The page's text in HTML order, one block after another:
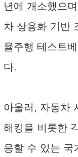
년에 개소했으
차 상용화 기반
율주행 테스트
다.
아울러, 자동차
해킹을 비롯한
응할 수 있는 국